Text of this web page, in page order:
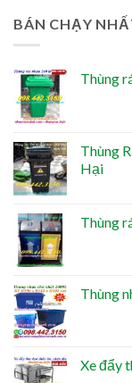
BÁN CHẠY
Thùng
Thùng
Hại
Thùng
Thùng
Xe đẩy